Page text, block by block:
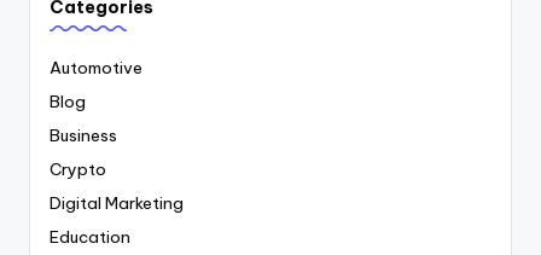
Categories
Automotive
Blog
Business
Crypto
Digital Marketing
Education